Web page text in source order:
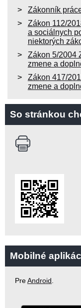
Zákonník
Zákon 112/
a sociálnych
niektorých
Zákon 5/2004
zmene a
Zákon 417/
zmene a
So stránkou
Mobilné
PreAndroid.